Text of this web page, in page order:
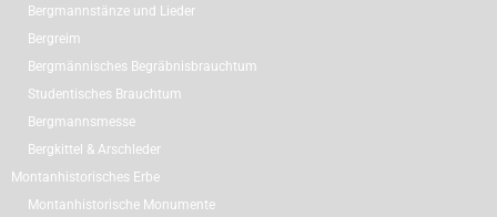
Bergmannstänze und Lieder
Bergreim
Bergmännisches Begräbnisbrauchtum
Studentisches Brauchtum
Bergmannsmesse
Bergkittel & Arschleder
Montanhistorisches Erbe
Montanhistorische Monumente